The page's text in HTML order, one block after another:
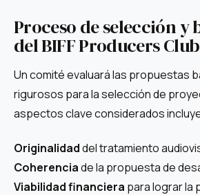
Proceso de selección y
del BIFF Producers Club
Un comité evaluará las propuestas
rigurosos para la selección de
aspectos clave considerados
Originalidaddel tratamiento
Coherenciade la propuesta de
Viabilidad financiera para lograr la